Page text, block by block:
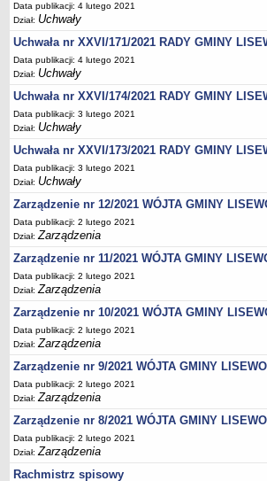
Ogłoszenia
Oświadczenia
Interpelacje
Wzory, druki
Wybory uzupełniające
GOSPODARKA ODPADAMI KOMUNALNYMI
Analiza stanu gospodarki odpadami
OŚWIATA
Sprawozdania
Podstawowa kwota dotacji dla przedszkoli
SPRAWY DO ZAŁATWIENIA
Rejestry, ewidencje i archiwa
Elektroniczna Skrzynka Podawcza
Udostępnianie informacji publicznej
Urząd Stanu Cywilnego
Ewidencja ludności i dowody osobiste
Podatki
Zaświadczenia
Pomoc społeczna
Wsparcie dla rodzin z dziećmi
Centralna Ewidencja i Informacja o
Data publikacji: 4 lutego 2021
Dział: Uchwały
Uchwała nr XXVI/171/2021 RADY GMINY
Data publikacji: 4 lutego 2021
Dział: Uchwały
Uchwała nr XXVI/174/2021 RADY GMINY
Data publikacji: 3 lutego 2021
Dział: Uchwały
Uchwała nr XXVI/173/2021 RADY GMINY
Data publikacji: 3 lutego 2021
Dział: Uchwały
Zarządzenie nr 12/2021 WÓJTA GMINY
Data publikacji: 2 lutego 2021
Dział:Zarządzenia
Zarządzenie nr 11/2021 WÓJTA GMINY
Data publikacji: 2 lutego 2021
Dział:Zarządzenia
Zarządzenie nr 10/2021 WÓJTA GMINY
Data publikacji: 2 lutego 2021
Dział:Zarządzenia
Zarządzenie nr 9/2021 WÓJTA GMINY LISEWO
Data publikacji: 2 lutego 2021
Dział:Zarządzenia
Zarządzenie nr 8/2021 WÓJTA GMINY LISEWO
Data publikacji: 2 lutego 2021
Dział:Zarządzenia
Rachmistrz spisowy